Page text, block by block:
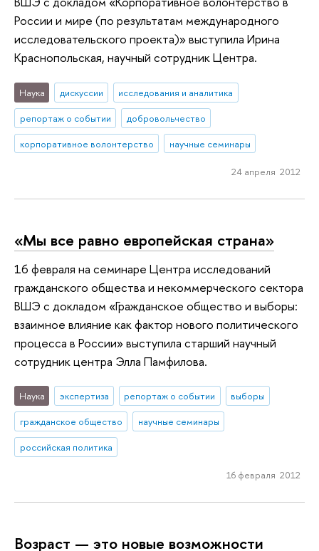
России и мире (по результатам международного
исследовательского проекта)» выступила Ирина
Краснопольская, научный сотрудник Центра.
Наука дискуссии
исследования и аналитика
репортаж о событии
добровольчество
корпоративное волонтерство
научные семинары
24 апреля 2012
«Мы все равно европейская страна»
16 февраля на семинаре Центра исследований
гражданского общества и некоммерческого сектора
ВШЭ с докладом «Гражданское общество и выборы:
взаимное влияние как фактор нового политического
процесса в России» выступила старший научный
сотрудник центра Элла Памфилова.
Наука экспертиза репортаж о событии
выборы
гражданское общество
научные семинары
российская политика
16 февраля 2012
Возраст — это новые возможности